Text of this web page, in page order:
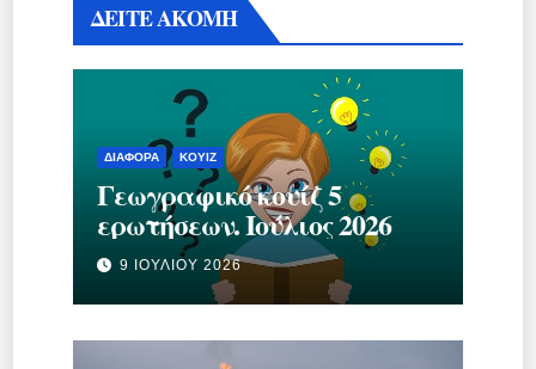
ΔΕΙΤΕ ΑΚΟΜΗ
ΔΙΆΦΟΡΑ ΚΟΥΊΖ
Γεωγραφικό κουίζ 5
ερωτήσεων. Ιούλιος 2026
9 ΙΟΥΛΊΟΥ 2026